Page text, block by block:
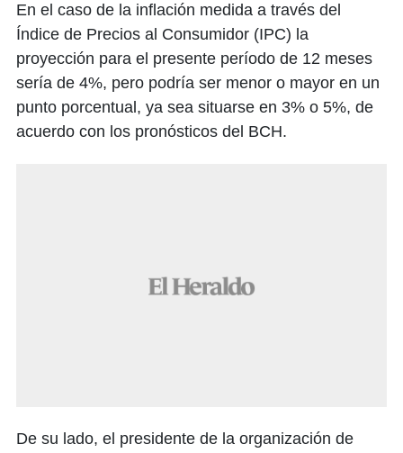
En el caso de la inflación medida a través del
Índice de Precios al Consumidor (IPC) la
proyección para el presente período de 12 meses
sería de 4%, pero podría ser menor o mayor en un
punto porcentual, ya sea situarse en 3% o 5%, de
acuerdo con los pronósticos del BCH.
De su lado, el presidente de la organización de